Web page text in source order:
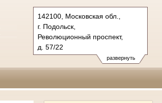
развернуть
142100, Московская обл.,
г. Подольск,
Революционный проспект,
д. 57/22
142181, г.о. Подольск,
мкр. Климовск, ул. Западная,
Тел.: 8(496)769-69-21, 769-94-